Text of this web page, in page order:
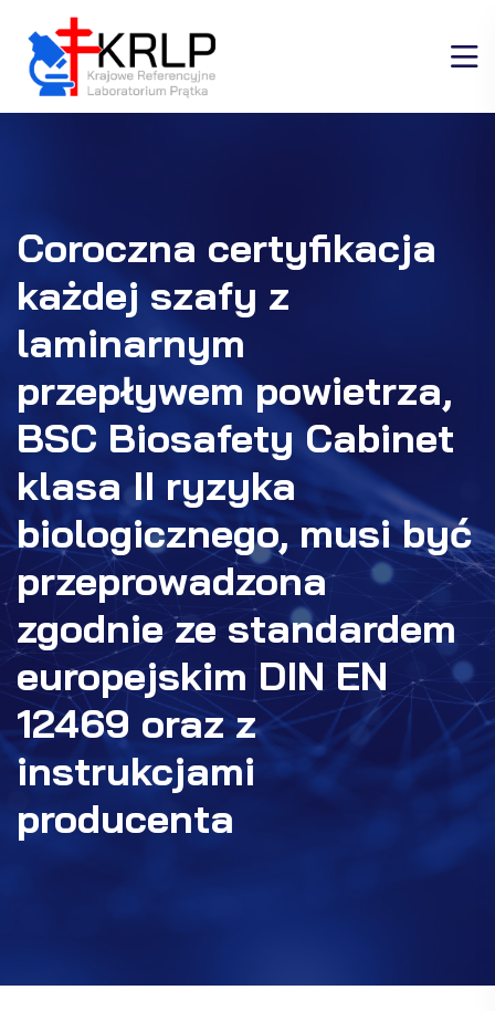
Coroczna certyfikacja
każdej szafy z
laminarnym
przepływem powietrza,
BSC Biosafety Cabinet
klasa II ryzyka
biologicznego, musi być
przeprowadzona
zgodnie ze standardem
europejskim DIN EN
12469 oraz z
instrukcjami
producenta